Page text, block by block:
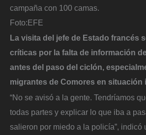
campaña con 100 camas.
Foto:EFE
La visita del jefe de Estado francés
críticas por la falta de información
antes del paso del ciclón,
migrantes de Comores en situación
“No se avisó a la gente. Tendríamos
todas partes y explicar lo que iba a
salieron por miedo a la policía”, indicó